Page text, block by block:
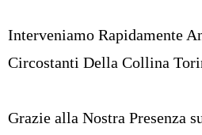
Interveniamo Rapidamente
Circostanti Della Collina
Grazie alla Nostra Presenza